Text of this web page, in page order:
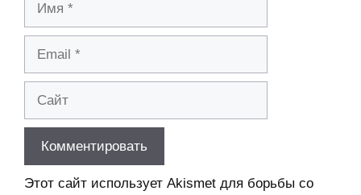
Этот сайт использует Akismet для борьбы со